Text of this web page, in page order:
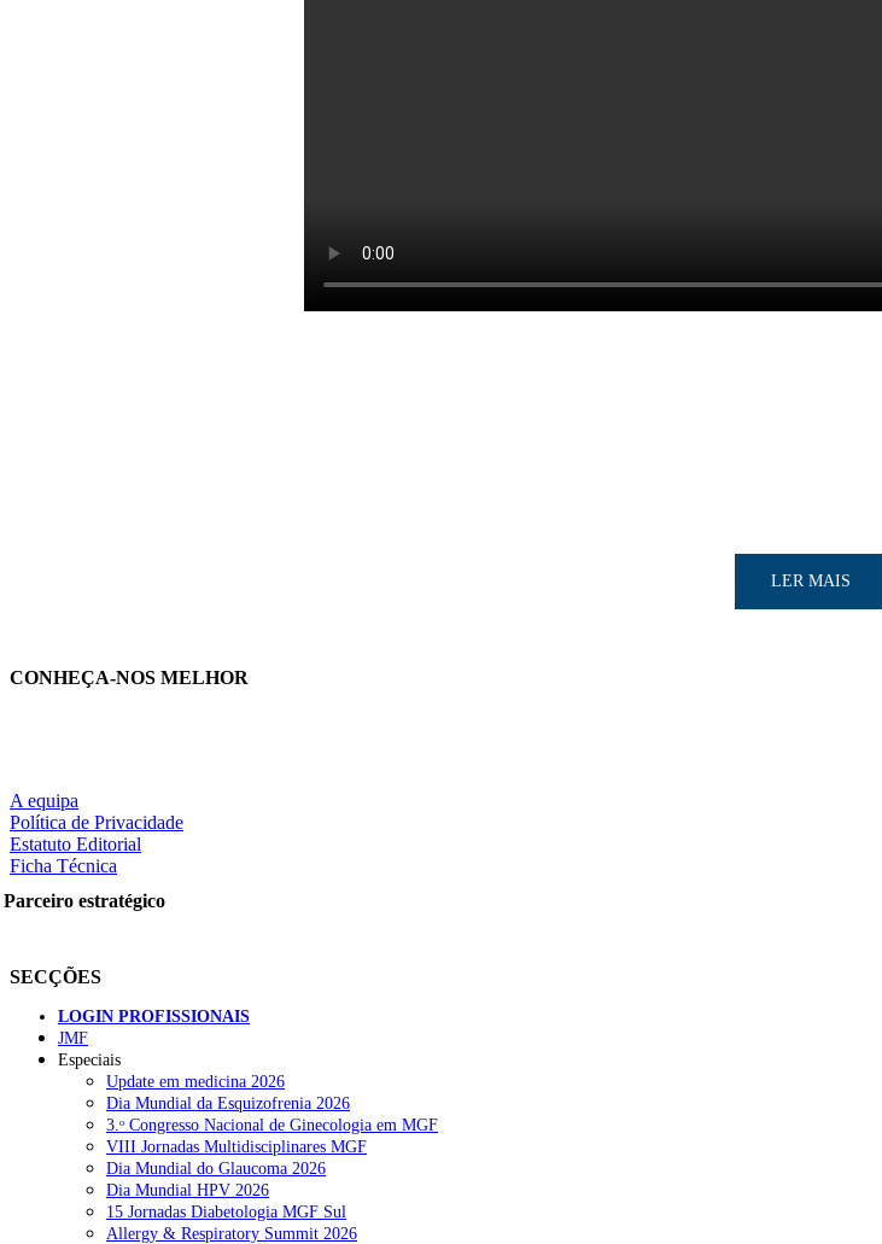
nas redes sociais:
RECENTES
Quase 11.900 jovens recorreram aos cheques psicólogo e nutricionista no primeiro mês
ULS de Coimbra estreia cirurgia endoscópica do ouvido com apoio robótico em Portugal
LER MAIS
CONHEÇA-NOS MELHOR
A equipa
Política de Privacidade
Estatuto Editorial
Ficha Técnica
Parceiro estratégico
SECÇÕES
LOGIN PROFISSIONAIS
JMF
Especiais
Update em medicina 2026
Dia Mundial da Esquizofrenia 2026
3.ᵒ Congresso Nacional de Ginecologia em MGF
VIII Jornadas Multidisciplinares MGF
Dia Mundial do Glaucoma 2026
Dia Mundial HPV 2026
15 Jornadas Diabetologia MGF Sul
Allergy & Respiratory Summit 2026